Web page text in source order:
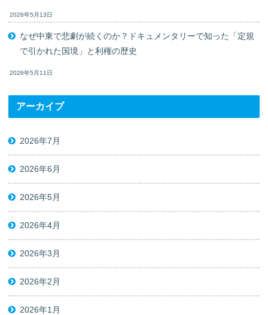
2026年5月13日
なぜ中東で悲劇が続くのか？ドキュメンタリーで知った「定規
で引かれた国境」と利権の歴史
2026年5月11日
アーカイブ
2026年7月
2026年6月
2026年5月
2026年4月
2026年3月
2026年2月
2026年1月